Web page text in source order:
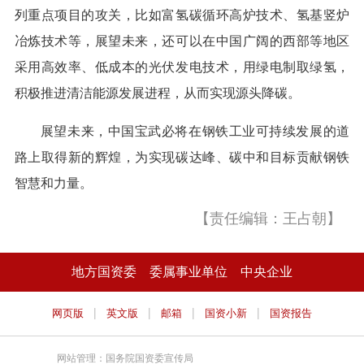
列重点项目的攻关，比如富氢碳循环高炉技术、氢基竖炉
冶炼技术等，展望未来，还可以在中国广阔的西部等地区
采用高效率、低成本的光伏发电技术，用绿电制取绿氢，
积极推进清洁能源发展进程，从而实现源头降碳。
展望未来，中国宝武必将在钢铁工业可持续发展的道
路上取得新的辉煌，为实现碳达峰、碳中和目标贡献钢铁
智慧和力量。
【责任编辑：王占朝】
地方国资委 委属事业单位 中央企业
网页版 | 英文版 | 邮箱 | 国资小新 | 国资报告
网站管理：国务院国资委宣传局